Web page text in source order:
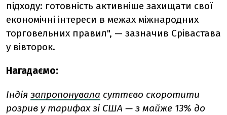
підходу: готовність активніше захищати свої
економічні інтереси в межах міжнародних
торговельних правил", — зазначив Срівастава
у вівторок.
Нагадаємо:
Індія запропонувала суттєво скоротити
розрив у тарифах зі США — з майже 13% до